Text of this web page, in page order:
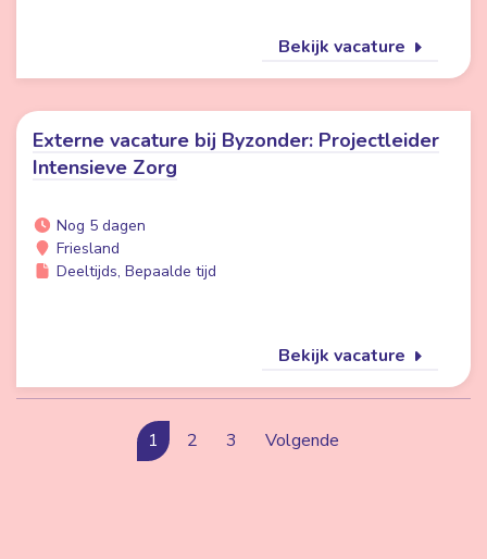
Bekijk vacature
Externe vacature bij Byzonder: Projectleider
Intensieve Zorg
Nog 5 dagen
Friesland
Deeltijds, Bepaalde tijd
Bekijk vacature
1 2 3 Volgende